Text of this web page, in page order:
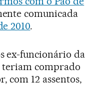
comunicada
2010.
ex-funcionário da
comprado
com 12 assentos,